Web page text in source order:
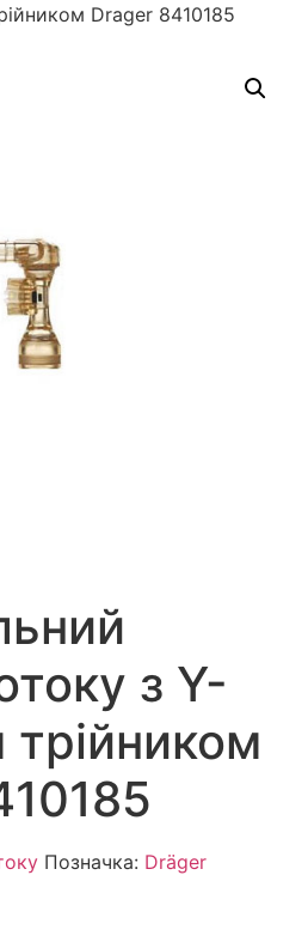
Drager 8410185
з Y-
трійником
Позначка: Dräger